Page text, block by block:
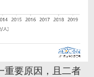
要原因，且二者